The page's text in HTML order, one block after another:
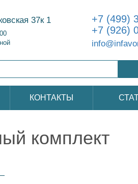
37к 1
+7 (499)
+7 (926)
КОНТАКТЫ
комплект